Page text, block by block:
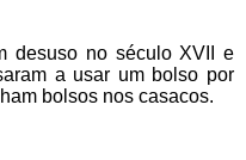
a usar um bolso por
bolsos nos casacos.